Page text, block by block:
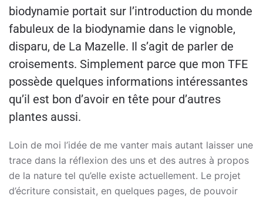
biodynamie portait sur l’introduction du monde
fabuleux de la biodynamie dans le vignoble,
disparu, de La Mazelle. Il s’agit de parler de
croisements. Simplement parce que mon TFE
possède quelques informations intéressantes
qu’il est bon d’avoir en tête pour d’autres
plantes aussi.
Loin de moi l’idée de me vanter mais autant laisser une
trace dans la réflexion des uns et des autres à propos
de la nature tel qu’elle existe actuellement. Le projet
d’écriture consistait, en quelques pages, de pouvoir